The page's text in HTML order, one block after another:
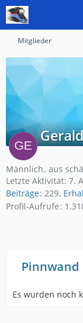
Mitglieder
Gerald
Männlich aus
Letzte Aktivität: 7.
Beiträge 229
Profil-Aufrufe
Pinnwand
Es wurden noch